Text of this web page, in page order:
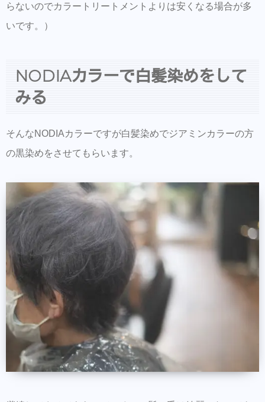
らないのでカラートリートメントよりは安くなる場合が多
いです。）
NODIAカラーで白髪染めをして
みる
そんなNODIAカラーですが白髪染めでジアミンカラーの方
の黒染めをさせてもらいます。